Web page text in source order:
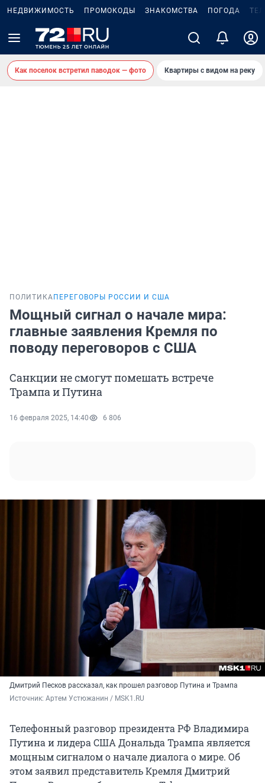
НЕДВИЖИМОСТЬ ПРОМОКОДЫ ЗНАКОМСТВА ПОГОДА
Как поселок встретил паводок — фото Квартиры с видом на реку
ПОЛИТИКА ПЕРЕГОВОРЫ РОССИИ И США
Мощный сигнал о начале мира:
главные заявления Кремля по
поводу переговоров с США
Санкции не смогут помешать встрече
Трампа и Путина
16 февраля 2025, 14:40 6 806
Дмитрий Песков рассказал, как прошел разговор Путина и Трампа
Источник: Артем Устюжанин / MSK1.RU
Телефонный разговор президента РФ Владимира
Путина и лидера США Дональда Трампа является
мощным сигналом о начале диалога о мире. Об
этом заявил представитель Кремля Дмитрий